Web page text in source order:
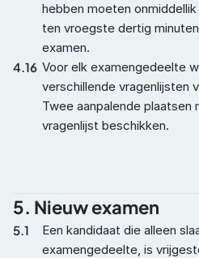
hebben moeten
ten vroegste dertig
examen.
4.16 Voor elk examengedeelte
verschillende vragenlijsten
Twee aanpalende
vragenlijst beschikken.
5. Nieuw examen
5.1
Een kandidaat die alleen
examengedeelte, is